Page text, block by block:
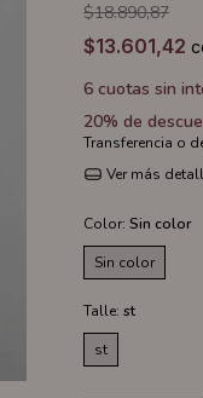
$18.890,87
$13.601,42
6 cuotas sin
20% de
Transferencia o
Ver más
Color: Sin color
Sin color
Talle: st
st